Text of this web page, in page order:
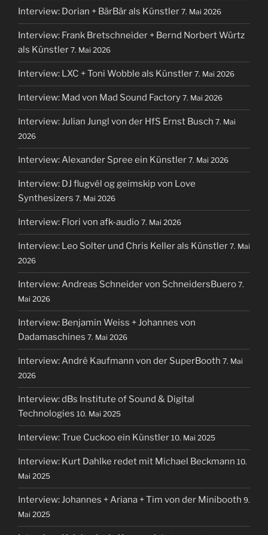
Interview: Dorian + BärBär als Künstler 7. Mai 2026
Interview: Frank Bretschneider + Bernd Norbert Würtz
als Künstler 7. Mai 2026
Interview: LXC + Toni Wobble als Künstler 7. Mai 2026
Interview: Mad von Mad Sound Factory 7. Mai 2026
Interview: Julian Jungl von der HfS Ernst Busch 7. Mai
2026
Interview: Alexander Spree ein Künstler 7. Mai 2026
Interview: DJ flugvél og geimskip von Love
Synthesizers 7. Mai 2026
Interview: Flori von afk-audio 7. Mai 2026
Interview: Leo Solter und Chris Keller als Künstler 7. Mai
2026
Interview: Andreas Schneider von SchneidersBuero 7.
Mai 2026
Interview: Benjamin Weiss + Johannes von
Dadamaschines 7. Mai 2026
Interview: André Kaufmann von der SuperBooth 7. Mai
2026
Interview: dBs Institute of Sound & Digital
Technologies 10. Mai 2025
Interview: True Cuckoo ein Künstler 10. Mai 2025
Interview: Kurt Dahlke redet mit Michael Beckmann 10.
Mai 2025
Interview: Johannes + Ariana + Tim von der Minibooth 9.
Mai 2025